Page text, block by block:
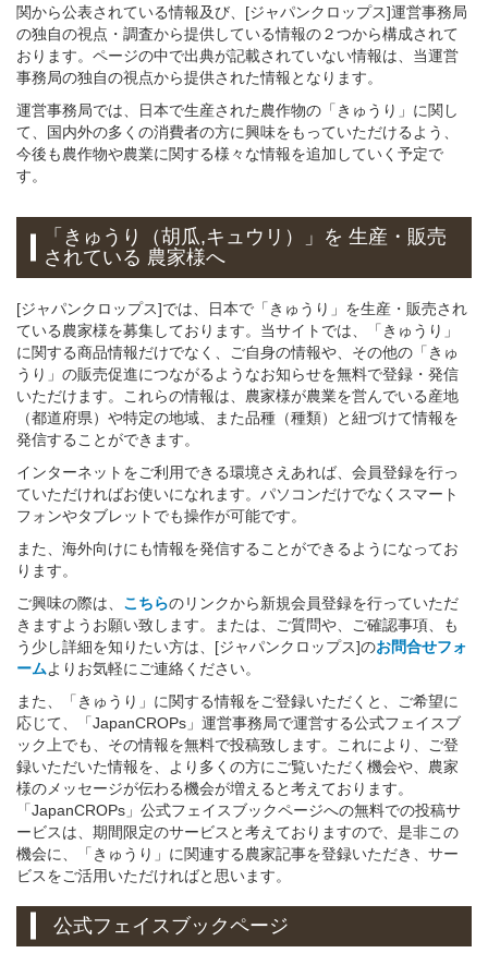
関から公表されている情報及び、[ジャパンクロップス]運営事務局
の独自の視点・調査から提供している情報の２つから構成されて
おります。ページの中で出典が記載されていない情報は、当運営
事務局の独自の視点から提供された情報となります。
運営事務局では、日本で生産された農作物の「きゅうり」に関し
て、国内外の多くの消費者の方に興味をもっていただけるよう、
今後も農作物や農業に関する様々な情報を追加していく予定で
す。
「きゅうり（胡瓜,キュウリ）」 を 生産・販売
されている 農家様へ
[ジャパンクロップス]では、日本で「きゅうり」を生産・販売され
ている農家様を募集しております。当サイトでは、「きゅうり」
に関する商品情報だけでなく、ご自身の情報や、その他の「きゅ
うり」の販売促進につながるようなお知らせを無料で登録・発信
いただけます。これらの情報は、農家様が農業を営んでいる産地
（都道府県）や特定の地域、また品種（種類）と紐づけて情報を
発信することができます。
インターネットをご利用できる環境さえあれば、会員登録を行っ
ていただければお使いになれます。パソコンだけでなくスマート
フォンやタブレットでも操作が可能です。
また、海外向けにも情報を発信することができるようになってお
ります。
ご興味の際は、 こちらのリンクから新規会員登録を行っていただ
きますようお願い致します。または、ご質問や、ご確認事項、も
う少し詳細を知りたい方は、[ジャパンクロップス]のお問合せフォ
ームよりお気軽にご連絡ください。
また、「きゅうり」に関する情報をご登録いただくと、ご希望に
応じて、「JapanCROPs」運営事務局で運営する公式フェイスブ
ック上でも、その情報を無料で投稿致します。これにより、ご登
録いただいた情報を、より多くの方にご覧いただく機会や、農家
様のメッセージが伝わる機会が増えると考えております。
「JapanCROPs」公式フェイスブックページへの無料での投稿サ
ービスは、期間限定のサービスと考えておりますので、是非この
機会に、「きゅうり」に関連する農家記事を登録いただき、サー
ビスをご活用いただければと思います。
公式フェイスブックページ